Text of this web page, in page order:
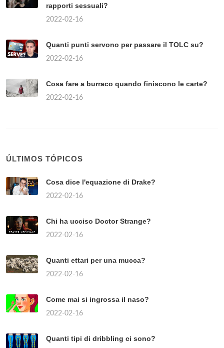
rapporti sessuali?
2022-02-16
Quanti punti servono per passare il TOLC su?
2022-02-16
Cosa fare a burraco quando finiscono le carte?
2022-02-16
ÚLTIMOS TÓPICOS
Cosa dice l'equazione di Drake?
2022-02-16
Chi ha ucciso Doctor Strange?
2022-02-16
Quanti ettari per una mucca?
2022-02-16
Come mai si ingrossa il naso?
2022-02-16
Quanti tipi di dribbling ci sono?